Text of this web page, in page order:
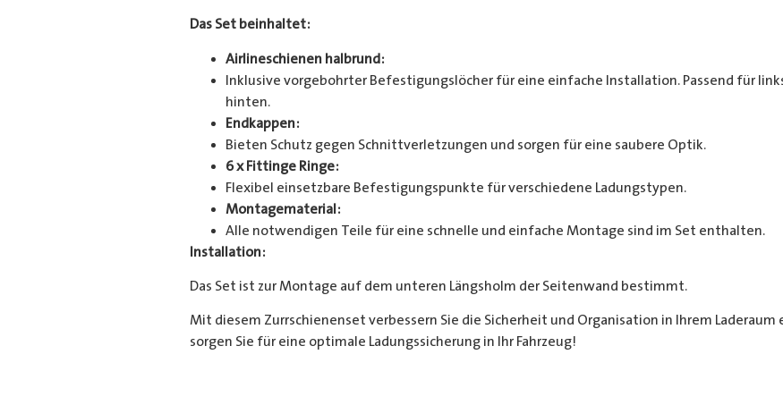
Das Set beinhaltet:
Airlineschienen halbrund:
Inklusive vorgebohrter Befestigungslöcher für eine einfache Installation. Passend für
hinten.
Endkappen:
Bieten Schutz gegen Schnittverletzungen und sorgen für eine saubere Optik.
6 x Fittinge Ringe:
Flexibel einsetzbare Befestigungspunkte für verschiedene Ladungstypen.
Montagematerial:
Alle notwendigen Teile für eine schnelle und einfache Montage sind im Set enthalten.
Installation:
Das Set ist zur Montage auf dem unteren Längsholm der Seitenwand bestimmt.
Mit diesem Zurrschienenset verbessern Sie die Sicherheit und Organisation in Ihrem
sorgen Sie für eine optimale Ladungssicherung in Ihr Fahrzeug!